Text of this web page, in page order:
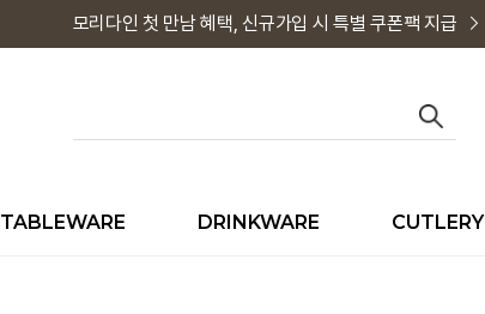
모리다인 첫 만남 혜택, 신규가입 시 특별 쿠폰팩 지급
TABLEWARE DRINKWARE CUTLERY